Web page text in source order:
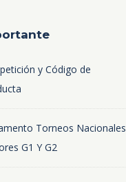
y Código de
Torneos Nacionales
G1 Y G2